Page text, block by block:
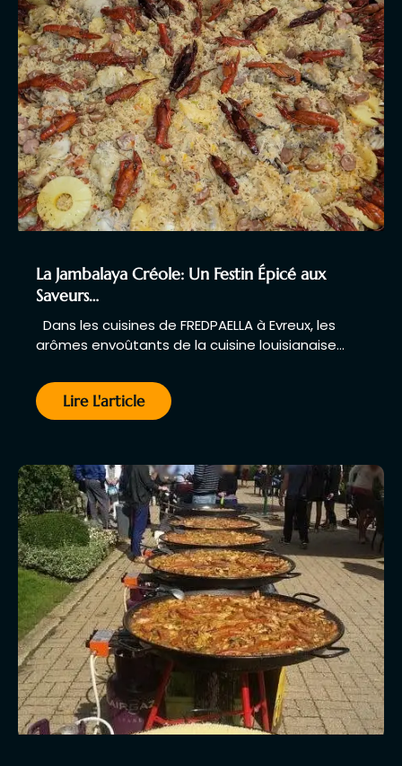
La Jambalaya Créole: Un Festin Épicé aux
Saveurs…
Dans les cuisines de FREDPAELLA à Evreux, les
arômes envoûtants de la cuisine louisianaise…
Lire L'article